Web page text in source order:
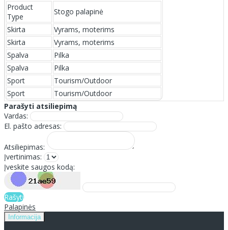
Product
Type
Stogo palapinė
Skirta
Vyrams, moterims
Skirta
Vyrams, moterims
Spalva
Pilka
Spalva
Pilka
Sport
Tourism/Outdoor
Sport
Tourism/Outdoor
Parašyti atsiliepimą
Vardas:
El. pašto adresas:
Atsiliepimas:
Įvertinimas:
Įveskite saugos kodą:
Rašyti
Palapinės
Informacija